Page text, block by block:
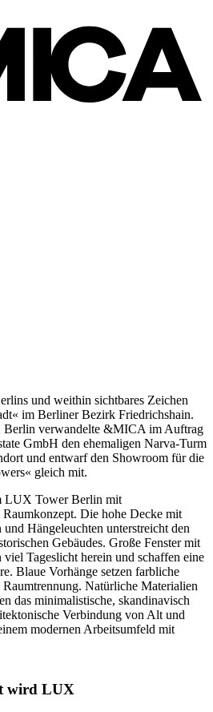
und weithin sicht­bares Zeichen
im Berliner Bezirk Fried­richshain.
Berlin verwan­delte &MICA im Auftrag
GmbH den ehema­ligen Narva-Turm
und entwarf den Showroom für die
gleich mit.
wird LUX